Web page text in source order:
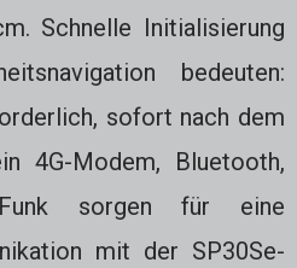
Schnelle Initialisierung
bedeuten:
sofort nach dem
4G-Modem, Bluetooth,
sorgen für eine
mit der SP30Se-